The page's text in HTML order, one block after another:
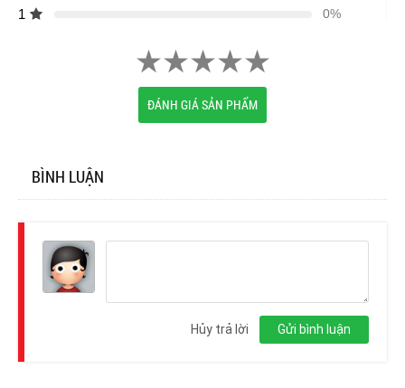
1 0%
ĐÁNH GIÁ SẢN PHẨM
BÌNH LUẬN
Gửi bình luận
Hủy trả lời